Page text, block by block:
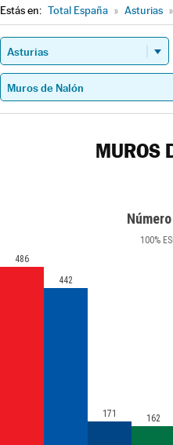
Estás en: Total España » Asturias »
MUROS
100%
486
442
171 162